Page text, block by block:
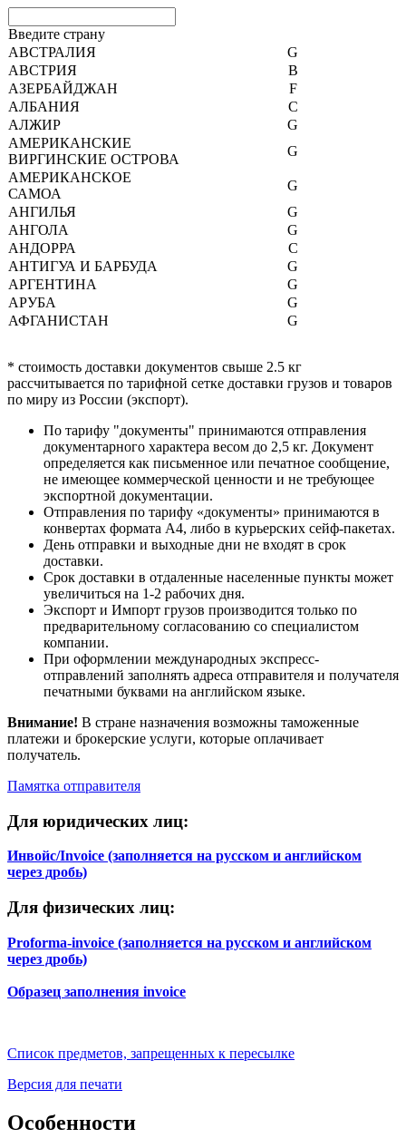
Введите страну
АВСТРАЛИЯ
G
АВСТРИЯ
B
АЗЕРБАЙДЖАН
F
АЛБАНИЯ
C
АЛЖИР
G
АМЕРИКАНСКИЕ
ВИРГИНСКИЕ ОСТРОВА
G
АМЕРИКАНСКОЕ
САМОА
G
АНГИЛЬЯ
G
АНГОЛА
G
АНДОРРА
C
АНТИГУА И БАРБУДА
G
АРГЕНТИНА
G
АРУБА
G
АФГАНИСТАН
G
БАРБАДОС
G
БАХРЕЙН
F
БЕЛИЗ
БЕЛЬГИЯ
B
БЕНИН
G
БЕРМУДСКИЕ ОСТРОВА
G
БОЛГАРИЯ
C
БОЛИВИЯ
БОСНИЯ И
ГЕРЦЕГОВИНА
C
БОТСВАНА
G
БРАЗИЛИЯ
G
БРИТАНСКИЕ
ВИРГИНСКИЕ ОСТРОВА
БРУНЕЙ
F
БУРКИНА-ФАСО
БУРУНДИ
G
БУТАН
F
ВАНУАТУ
G
ВЕЛИКОБРИТАНИЯ
ВЕНГРИЯ
A
ВЕНЕСУЭЛА
ВЬЕТНАМ
ГАИТИ
ГАМБИЯ
G
ГАНА
ГВАТЕМАЛА
ГВИНЕЯ-БИСАУ
G
ГЕРМАНИЯ
ГЕРНСИ
* стоимость доставки документов свыше 2.5 кг
рассчитывается по тарифной сетке доставки грузов и товаров
по миру из России (экспорт).
По тарифу "документы" принимаются отправления
документарного характера весом до 2,5 кг. Документ
определяется как письменное или печатное сообщение,
не имеющее коммерческой ценности и не требующее
экспортной документации.
Отправления по тарифу «документы» принимаются в
конвертах формата А4, либо в курьерских сейф-пакетах.
День отправки и выходные дни не входят в срок
доставки.
Срок доставки в отдаленные населенные пункты может
увеличиться на 1-2 рабочих дня.
Экспорт и Импорт грузов производится только по
предварительному согласованию со специалистом
компании.
При оформлении международных экспресс-
отправлений заполнять адреса отправителя и получателя
печатными буквами на английском языке.
Внимание! В стране назначения возможны таможенные
платежи и брокерские услуги, которые оплачивает
получатель.
Памятка отправителя
Для юридических лиц:
Инвойс/Invoice (заполняется на русском и английском
через дробь)
Для физических лиц:
Proforma-invoice (заполняется на русском и английском
через дробь)
Образец заполнения invoice
Список предметов, запрещенных к пересылке
Версия для печати
Особенности